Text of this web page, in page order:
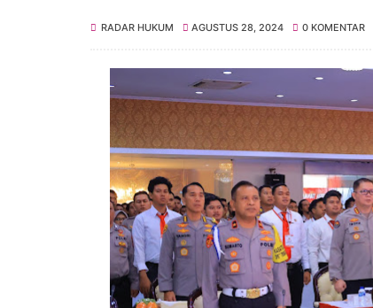
RADAR HUKUM AGUSTUS 28, 2024 0 KOMENTAR